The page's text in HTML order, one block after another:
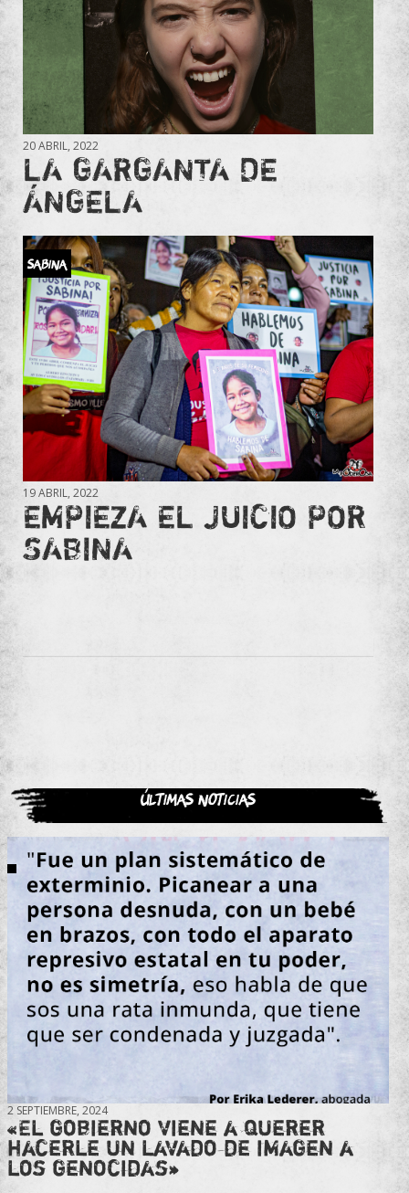
20 ABRIL, 2022
LA GARGANTA DE
ÁNGELA
Sabina
19 ABRIL, 2022
EMPIEZA EL JUICIO POR
SABINA
Últimas noticias
2 SEPTIEMBRE, 2024
«El gobierno viene a querer
hacerle un lavado de imagen a
los genocidas»